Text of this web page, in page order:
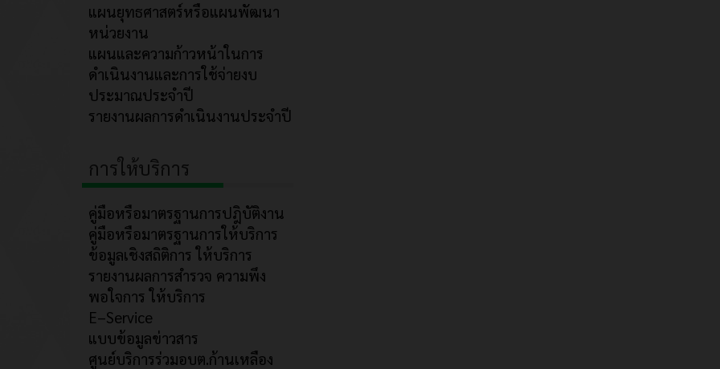
แผนยุทธศาสตร์หรือแผนพัฒนา
หน่วยงาน
แผนและความก้าวหน้าในการ
ดำเนินงานและการใช้จ่ายงบ
ประมาณประจำปี
รายงานผลการดำเนินงานประจำปี
การให้บริการ
คู่มือหรือมาตรฐานการปฎิบัติงาน
คู่มือหรือมาตรฐานการให้บริการ
ข้อมูลเชิงสถิติการ ให้บริการ
รายงานผลการสำรวจ ความพึง
พอใจการ ให้บริการ
E–Service
แบบข้อมูลข่าวสาร
ศูนย์บริการร่วมอบต.ก้านเหลือง